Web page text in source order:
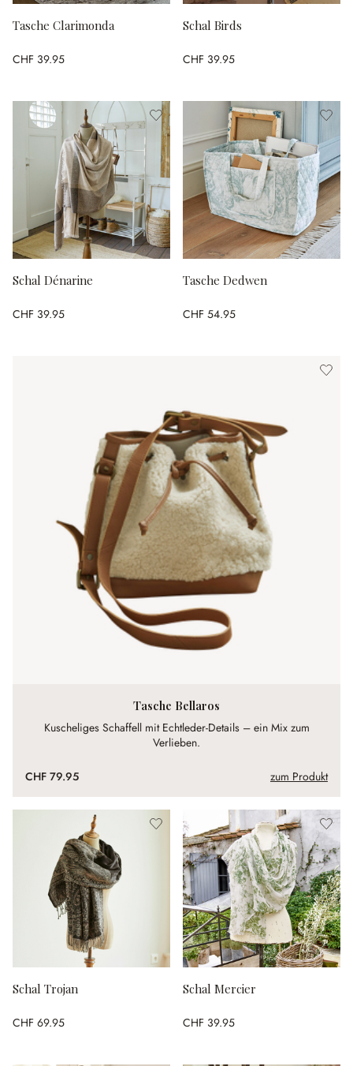
Tasche Clarimonda
CHF 39.95
Schal Birds
CHF 39.95
Schal Dénarine
CHF 39.95
Tasche Bellaros
Kuscheliges Schaffell mit Echtleder-Details – ein Mix zum
Verlieben.
CHF 79.95 zum Produkt
Tasche Dedwen
CHF 54.95
Schal Trojan
CHF 69.95
Schal Mercier
CHF 39.95